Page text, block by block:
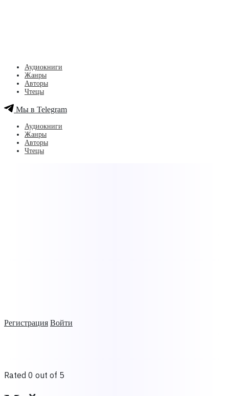
Регистрация Войти
Аудиокниги
Жанры
Авторы
Чтецы
Мы в Telegram
Аудиокниги
Жанры
Авторы
Чтецы
Rated 0 out of 5